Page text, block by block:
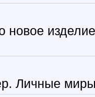
новое
Личные